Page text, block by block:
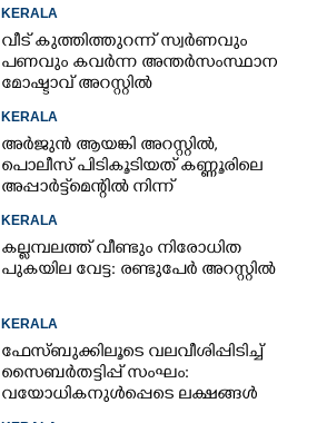
KERALA
വീട് കുത്തിത്തുറന്ന് സ്വർണവും
പണവും കവർന്ന അന്തർസംസ്ഥാന
മോഷ്ടാവ് അറസ്റ്റിൽ
KERALA
അർജുൻ ആയങ്കി അറസ്റ്റിൽ,
പൊലീസ് പിടികൂടിയത് കണ്ണൂരിലെ
അപ്പാർട്ട്‌മെന്റിൽ നിന്ന്
KERALA
കല്ലമ്പലത്ത് വീണ്ടും നിരോധിത
പുകയില വേട്ട: രണ്ടുപേർ അറസ്റ്റിൽ
KERALA
ഫേസ്ബുക്കിലൂടെ വലവീശിപ്പിടിച്ച്
സൈബർതട്ടിപ്പ് സംഘം:
വയോധികനുൾപ്പെടെ ലക്ഷങ്ങൾ